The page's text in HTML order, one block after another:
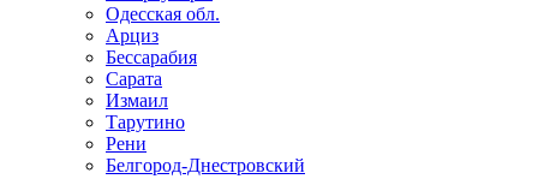
Одесская обл.
Арциз
Бессарабия
Сарата
Измаил
Тарутино
Рени
Белгород-Днестровский